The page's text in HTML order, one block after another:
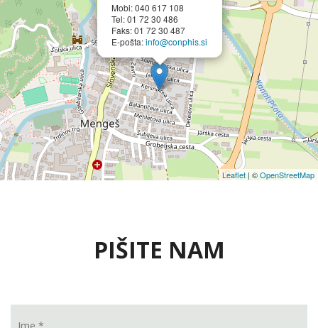
Mobi: 040 617 108
Tel: 01 72 30 486
Faks: 01 72 30 487
E-pošta:info@conphis.si
Leaflet | ©OpenStreetMap
PIŠITE NAM